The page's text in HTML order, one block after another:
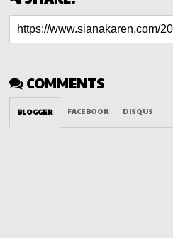
COMMENTS
BLOGGER FACEBOOK DISQUS